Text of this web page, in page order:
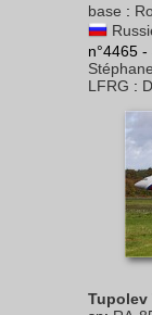
base :
n°4465
LFRG :
Tupolev